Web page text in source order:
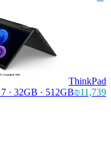
ThinkPad
· 32GB · 512GB₪11,739